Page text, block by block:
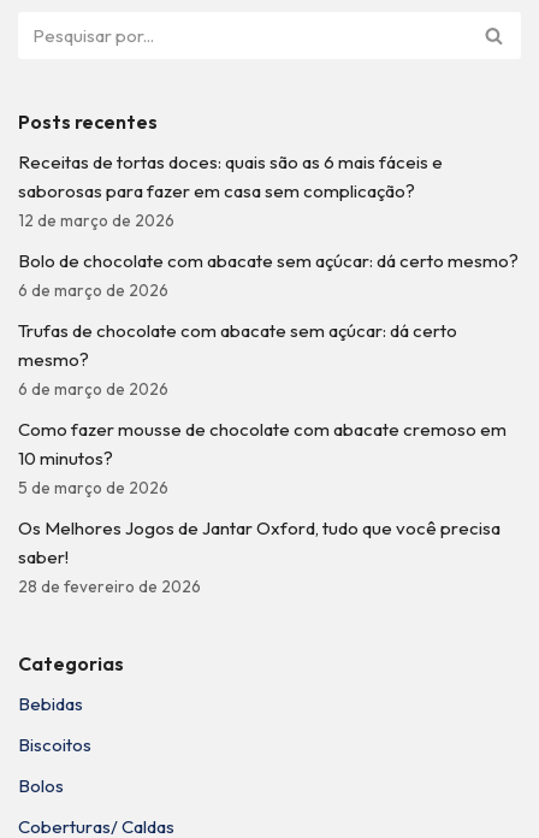
Posts recentes
Receitas de tortas doces: quais são as 6 mais fáceis e
saborosas para fazer em casa sem complicação?
12 de março de 2026
Bolo de chocolate com abacate sem açúcar: dá certo mesmo?
6 de março de 2026
Trufas de chocolate com abacate sem açúcar: dá certo
mesmo?
6 de março de 2026
Como fazer mousse de chocolate com abacate cremoso em
10 minutos?
5 de março de 2026
Os Melhores Jogos de Jantar Oxford, tudo que você precisa
saber!
28 de fevereiro de 2026
Categorias
Bebidas
Biscoitos
Bolos
Coberturas/ Caldas